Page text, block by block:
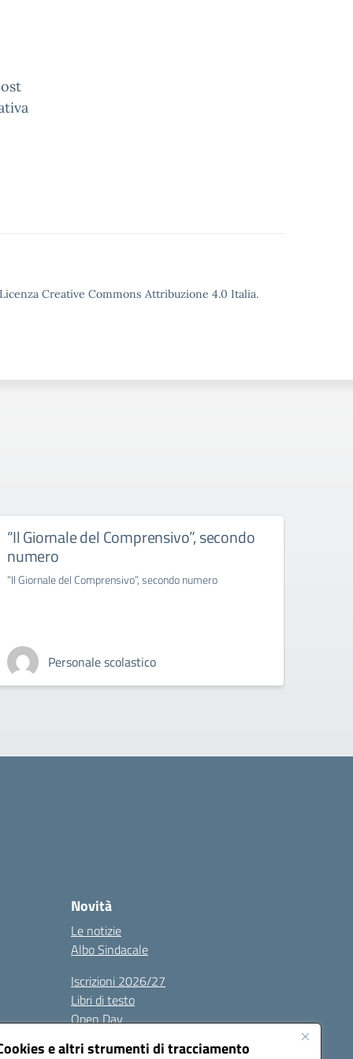
e altri strumenti di tracciamento
Creative Commons Attribuzione 4.0 Italia.
“Il Giornale del Comprensivo”, secondo
numero
“Il Giornale del Comprensivo”, secondo numero
Personale scolastico
Novità
Le notizie
Albo Sindacale
Iscrizioni 2026/27
Libri di testo
Open Day